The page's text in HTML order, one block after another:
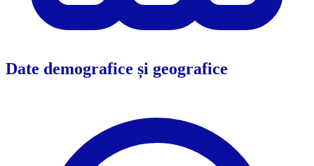
Date demografice și geografice